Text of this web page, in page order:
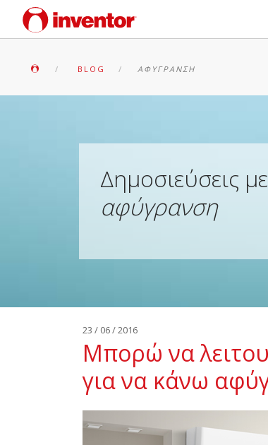
BLOG ΑΦΎΓΡΑΝΣΗ
Δημοσιεύσεις
αφύγρανση
23 / 06 / 2016
Μπορώ να
για να κάνω